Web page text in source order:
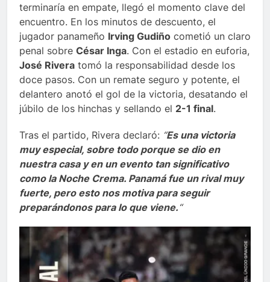
terminaría en empate, llegó el momento clave del
encuentro. En los minutos de descuento, el
jugador panameño Irving Gudiño cometió un claro
penal sobre César Inga. Con el estadio en euforia,
José Rivera tomó la responsabilidad desde los
doce pasos. Con un remate seguro y potente, el
delantero anotó el gol de la victoria, desatando el
júbilo de los hinchas y sellando el 2-1 final.
Tras el partido, Rivera declaró: “Es una victoria
muy especial, sobre todo porque se dio en
nuestra casa y en un evento tan significativo
como la Noche Crema. Panamá fue un rival muy
fuerte, pero esto nos motiva para seguir
preparándonos para lo que viene. “